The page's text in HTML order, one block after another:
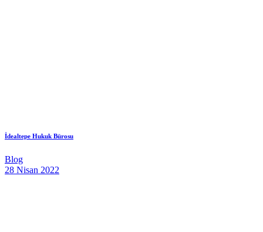
İdealtepe Hukuk Bürosu
Blog
28 Nisan 2022